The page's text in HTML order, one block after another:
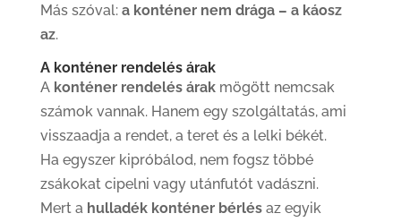
Más szóval: a konténer nem drága – a káosz
az.
A konténer rendelés árak
A konténer rendelés árakmögött nemcsak
számok vannak. Hanem egy szolgáltatás, ami
visszaadja a rendet, a teret és a lelki békét.
Ha egyszer kipróbálod, nem fogsz többé
zsákokat cipelni vagy utánfutót vadászni.
Mert a hulladék konténer bérlésaz egyik